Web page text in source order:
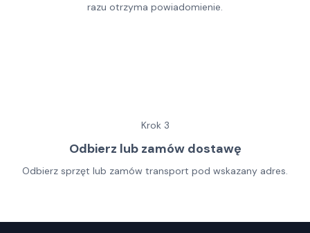
razu otrzyma powiadomienie.
Krok 3
Odbierz lub zamów dostawę
Odbierz sprzęt lub zamów transport pod wskazany adres.